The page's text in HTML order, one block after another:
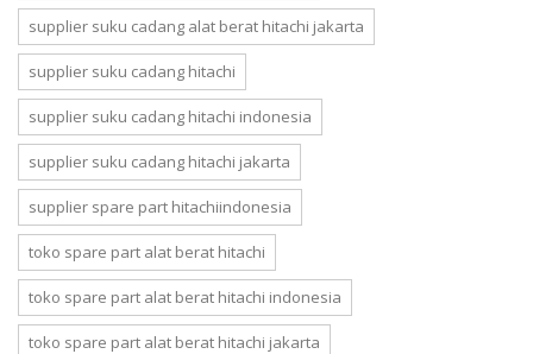
supplier suku cadang alat berat hitachi jakarta
supplier suku cadang hitachi
supplier suku cadang hitachi indonesia
supplier suku cadang hitachi jakarta
supplier spare part hitachiindonesia
toko spare part alat berat hitachi
toko spare part alat berat hitachi indonesia
toko spare part alat berat hitachi jakarta